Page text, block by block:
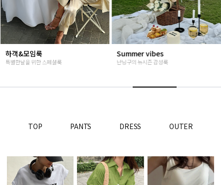
Summer vibes
난닝구의 뉴시즌 감성룩
베스트재진행
고객님들이 인정해주신 Steady seller
TOP PANTS DRESS OUTER